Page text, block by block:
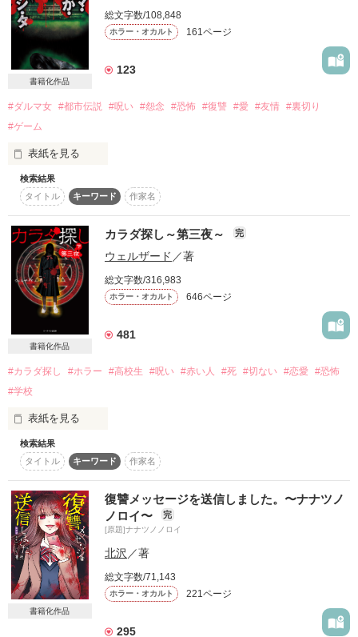
この2人が最強‼ベストバディ短編コンテスト
スターツ出版小説投稿サイト合同企画「1話からの長編大
賞」野いちご！会場
その他の条件
る。
・「赤い人」に殺された生徒は、翌日、皆の前に現れて、「カ
ラダを探して」と言う。
・「カラダ探し」を拒否する事はできない。
・「カラダ探し」の最中にも、「赤い人」は現れる。
・「カラダ探し」では死んでも死ねない。
作品を読む
ケータイ小説文庫
ブラックレーベルより書籍化
2013年12月6日～毎週金曜、更新！
-------------------------
「赤い人」を見た者は、決して振り返ってはならない。
「カラダ探し」は少女の呪い。
「赤い人」は少女の呪い。
・「赤い人」は放課後の校舎に現れる。
・「赤い人」はひとりになった生徒の前に現れる。
・「赤い人」を見た者は、校門を出るまで決して振り返っては
ならない。
る。
ダを探して」と言う。
・「カラダ探し」を拒否する事は出来ない。
・「カラダ探し」の最中にも、「赤い人」は現れる。
・「カラダ探し」はカラダを見付けるまで行われる。
・「カラダ探し」では死んでも死ねない。
・「赤い人」は唄を歌う。
・「赤い人」に追い付かれたら、背中にしがみ付かれる。そし
て、唄を歌い終わったら、殺される。
書籍化作品
総文字数/108,848
ホラー・オカルト 161ページ
123
#ダルマ女 #都市伝説 #呪い #怨念 #恐怖 #復讐 #愛 #友情 #裏切り
#ゲーム
表紙を見る
666 名前:伊達磨理子[] 投稿日:2010/2/29 03:33:33.33
ID:dEathgAME
【だるまさんが転んだ】
これは呪われた遊びです
２. 参加する者は、鬼から数珠繋ぎで小指を結ぶこと。
３. 座って行うこと
検索結果
タイトル
キーワード 作家名
書籍化作品
カラダ探し～第三夜～ 完
ウェルザード ／著
総文字数/316,983
ホラー・オカルト 646ページ
481
#カラダ探し #ホラー #高校生 #呪い #赤い人 #死 #切ない #恋愛
#恐怖
#学校
表紙を見る
-------------------------
2014年8月25日
大人気シリーズ第三弾が発売決定！
ケータイ小説文庫
ブラックレーベルより書籍化
2014年7月22日～毎週火曜・木曜、更新！
-------------------------
検索結果
タイトル
キーワード 作家名
書籍化作品
復讐メッセージを送信しました。〜ナナツノ
ノロイ〜
完
[原題]ナナツノノロイ
北沢 ／著
総文字数/71,143
ホラー・オカルト 221ページ
295